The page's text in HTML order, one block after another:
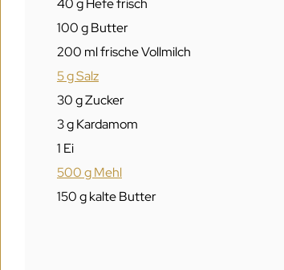
40 g Hefe frisch
100 g Butter
200 ml frische Vollmilch
5 g Salz
30 g Zucker
3 g Kardamom
1 Ei
500 g Mehl
150 g kalte Butter